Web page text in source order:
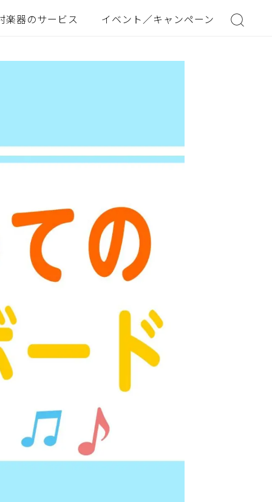
楽器のサービス イベント／キャンペーン